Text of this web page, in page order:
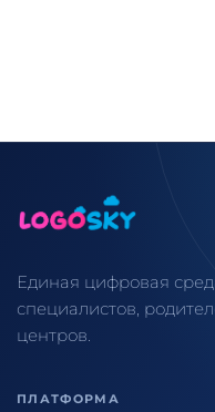
Единая цифровая
специалистов,
центров.
ПЛАТФОРМА